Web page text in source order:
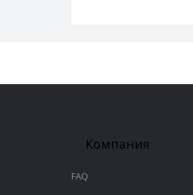
Компания
FAQ